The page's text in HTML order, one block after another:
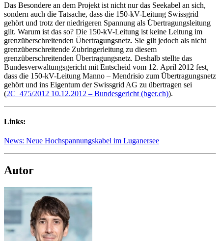
Das Besondere an dem Projekt ist nicht nur das Seekabel an sich,
sondern auch die Tatsache, dass die 150-kV-Leitung Swissgrid
gehört und trotz der niedrigeren Spannung als Übertragungsleitung
gilt. Warum ist das so? Die 150-kV-Leitung ist keine Leitung im
grenzüberschreitenden Übertragungsnetz. Sie gilt jedoch als nicht
grenzüberschreitende Zubringerleitung zu diesem
grenzüberschreitenden Übertragungsnetz. Deshalb stellte das
Bundesverwaltungsgericht mit Entscheid vom 12. April 2012 fest,
dass die 150-kV-Leitung Manno – Mendrisio zum Übertragungsnetz
gehört und ins Eigentum der Swissgrid AG zu übertragen sei
(2C_475/2012 10.12.2012 – Bundesgericht (bger.ch)).
Links:
News: Neue Hochspannungskabel im Luganersee
Autor